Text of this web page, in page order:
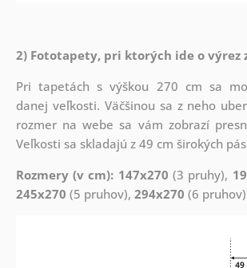
2) Fototapety, pri ktorých ide o výrez
Pri tapetách s výškou 270 cm sa
danej veľkosti. Väčšinou sa z neho
rozmer na webe sa vám zobrazí
Veľkosti sa skladajú z 49 cm širokých
Rozmery (v cm): 147x270 (3 pruhy),
245x270 (5 pruhov), 294x270 (6 pruhov)